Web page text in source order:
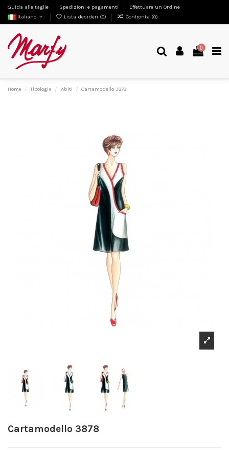
Guida alle taglie Spedizioni e pagamenti
Effettuare un Ordine
Italiano
Lista desideri (0) Confronta (0)
0
Home Tipologia Abiti Cartamodello 3878
Cartamodello 3878